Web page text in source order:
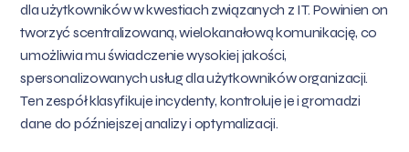
dla użytkowników w kwestiach związanych z IT. Powinien on
tworzyć scentralizowaną, wielokanałową komunikację, co
umożliwia mu świadczenie wysokiej jakości,
spersonalizowanych usług dla użytkowników organizacji.
Ten zespół klasyfikuje incydenty, kontroluje je i gromadzi
dane do późniejszej analizy i optymalizacji.